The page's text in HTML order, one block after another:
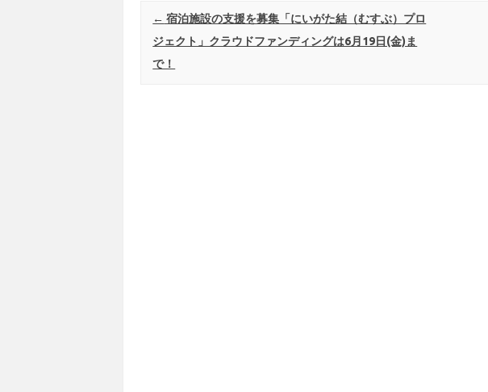
Post navigation
← 宿泊施設の支援を募集「にいがた結（むすぶ）プロ
ジェクト」クラウドファンディングは6月19日(金)ま
で！